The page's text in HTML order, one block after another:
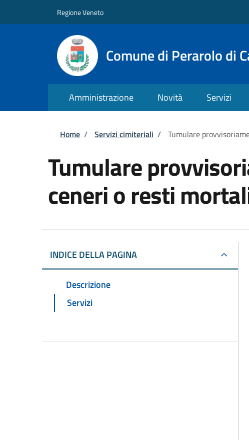
Regione Veneto
Comune di Perarolo di
Amministrazione Novità Servizi
Briciole di pane
Home / Servizi cimiteriali / Tumulare
Tumulare
ceneri o resti
INDICE DELLA PAGINA
Descrizione
Servizi